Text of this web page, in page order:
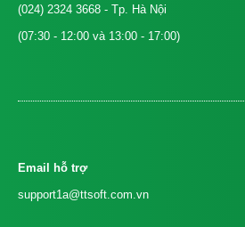
(024) 2324 3668 - Tp. Hà Nội
(07:30 - 12:00 và 13:00 - 17:00)
Email hỗ trợ
support1a@ttsoft.com.vn